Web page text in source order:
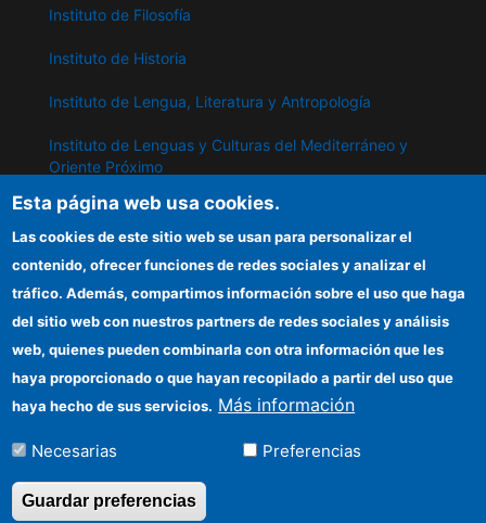
Instituto de Filosofía
Instituto de Historia
Instituto de Lengua, Literatura y Antropología
Instituto de Lenguas y Culturas del Mediterráneo y
Oriente Próximo
Instituto de Políticas y Bienes Públicos
IPP
Sede electrónica CSIC
Información para proveedores
Organismos financiadores
Cómo llegar
Esta página web usa cookies.
Las cookies de este sitio web se usan para personalizar el
contenido, ofrecer funciones de redes sociales y analizar el
tráfico. Además, compartimos información sobre el uso que haga
del sitio web con nuestros partners de redes sociales y análisis
web, quienes pueden combinarla con otra información que les
haya proporcionado o que hayan recopilado a partir del uso que
haya hecho de sus servicios. Más información
Necesarias Preferencias
Guardar preferencias